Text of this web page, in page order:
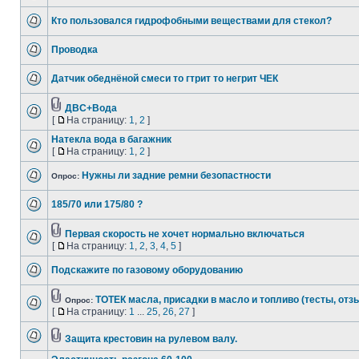
Кто пользовался гидрофобными веществами для стекол?
Проводка
Датчик обеднёной смеси то гтрит то негрит ЧЕК
ДВС+Вода
[
На страницу: 1, 2 ]
Натекла вода в багажник
[
На страницу: 1, 2 ]
Опрос: Нужны ли задние ремни безопастности
185/70 или 175/80 ?
Первая скорость не хочет нормально включаться
[
На страницу: 1, 2, 3, 4, 5 ]
Подскажите по газовому оборудованию
Опрос: ТОТЕК масла, присадки в масло и топливо (тесты,
[
На страницу: 1 ... 25, 26, 27 ]
Защита крестовин на рулевом валу.